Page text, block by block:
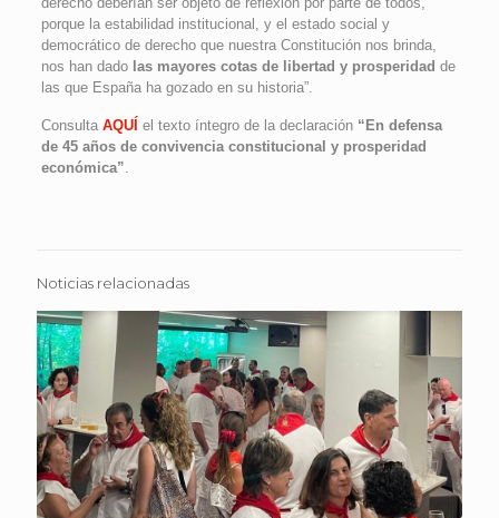
porque la estabilidad institucional, y el estado social y
democrático de derecho que nuestra Constitución nos brinda,
nos han dado las mayores cotas de libertad y prosperidad de
las que España ha gozado en su historia”.
Consulta AQUÍ el texto íntegro de la declaración “En defensa
de 45 años de convivencia constitucional y prosperidad
económica”.
Noticias relacionadas